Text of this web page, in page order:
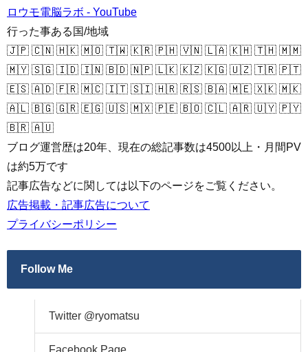
ロウモ電脳ラボ - YouTube
行った事ある国/地域
🇯🇵 🇨🇳 🇭🇰 🇲🇴 🇹🇼 🇰🇷 🇵🇭 🇻🇳 🇱🇦 🇰🇭 🇹🇭 🇲🇲
🇲🇾 🇸🇬 🇮🇩 🇮🇳 🇧🇩 🇳🇵 🇱🇰 🇰🇿 🇰🇬 🇺🇿 🇹🇷 🇵🇹
🇪🇸 🇦🇩 🇫🇷 🇲🇨 🇮🇹 🇸🇮 🇭🇷 🇷🇸 🇧🇦 🇲🇪 🇽🇰 🇲🇰
🇦🇱 🇧🇬 🇬🇷 🇪🇬 🇺🇸 🇲🇽 🇵🇪 🇧🇴 🇨🇱 🇦🇷 🇺🇾 🇵🇾
🇧🇷 🇦🇺
ブログ運営歴は20年、現在の総記事数は4500以上・月間PV
は約5万です
記事広告などに関しては以下のページをご覧ください。
広告掲載・記事広告について
プライバシーポリシー
Follow Me
Twitter @ryomatsu
Facebook Page